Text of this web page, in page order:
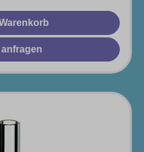
anfragen